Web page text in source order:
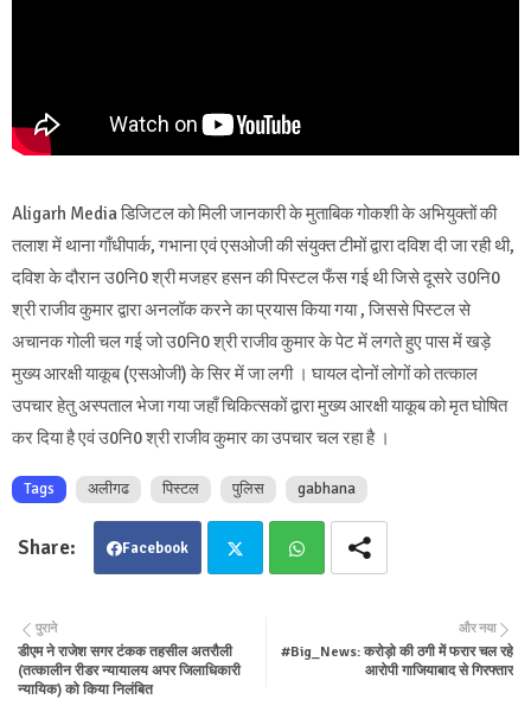
Aligarh Media डिजिटल को मिली जानकारी के मुताबिक गोकशी के अभियुक्तों की
तलाश में थाना गाँधीपार्क, गभाना एवं एसओजी की संयुक्त टीमों द्वारा दविश दी जा रही थी,
दविश के दौरान उ0नि0 श्री मजहर हसन की पिस्टल फँस गई थी जिसे दूसरे उ0नि0
श्री राजीव कुमार द्वारा अनलॉक करने का प्रयास किया गया , जिससे पिस्टल से
अचानक गोली चल गई जो उ0नि0 श्री राजीव कुमार के पेट में लगते हुए पास में खड़े
मुख्य आरक्षी याकूब (एसओजी) के सिर में जा लगी । घायल दोनों लोगों को तत्काल
उपचार हेतु अस्पताल भेजा गया जहाँ चिकित्सकों द्वारा मुख्य आरक्षी याकूब को मृत घोषित
कर दिया है एवं उ0नि0 श्री राजीव कुमार का उपचार चल रहा है ।
Tags अलीगढ पिस्टल पुलिस gabhana
Facebook
ter tsa
और नया
#Big_News: करोड़ो की ठगी में फरार चल रहे
आरोपी गाजियाबाद से गिरफ्तार
पुराने
डीएम ने राजेश सगर टंकक तहसील अतरौली
(तत्कालीन रीडर न्यायालय अपर जिलाधिकारी
न्यायिक) को किया निलंबित